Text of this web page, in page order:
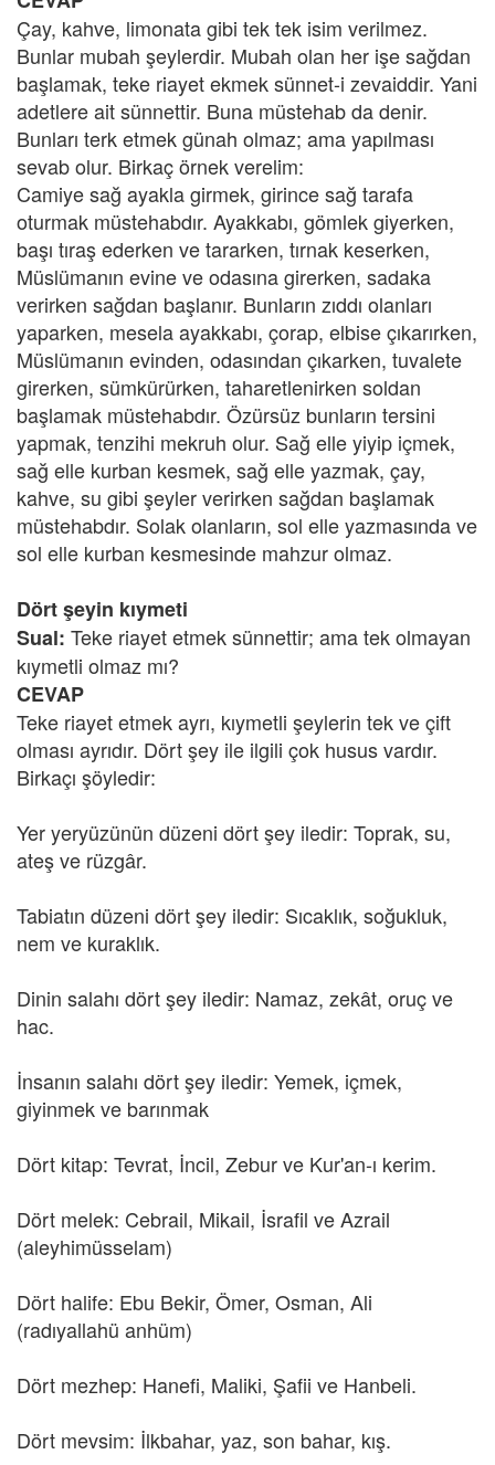
Çay, kahve, limonata gibi tek tek isim verilmez.
Bunlar mubah şeylerdir. Mubah olan her işe sağdan
başlamak, teke riayet ekmek sünnet-i zevaiddir. Yani
adetlere ait sünnettir. Buna müstehab da denir.
Bunları terk etmek günah olmaz; ama yapılması
sevab olur. Birkaç örnek verelim:
Camiye sağ ayakla girmek, girince sağ tarafa
oturmak müstehabdır. Ayakkabı, gömlek giyerken,
başı tıraş ederken ve tararken, tırnak keserken,
Müslümanın evine ve odasına girerken, sadaka
verirken sağdan başlanır. Bunların zıddı olanları
yaparken, mesela ayakkabı, çorap, elbise çıkarırken,
Müslümanın evinden, odasından çıkarken, tuvalete
girerken, sümkürürken, taharetlenirken soldan
başlamak müstehabdır. Özürsüz bunların tersini
yapmak, tenzihi mekruh olur. Sağ elle yiyip içmek,
sağ elle kurban kesmek, sağ elle yazmak, çay,
kahve, su gibi şeyler verirken sağdan başlamak
müstehabdır. Solak olanların, sol elle yazmasında ve
sol elle kurban kesmesinde mahzur olmaz.
Dört şeyin kıymeti
Sual: Teke riayet etmek sünnettir; ama tek olmayan
kıymetli olmaz mı?
CEVAP
Teke riayet etmek ayrı, kıymetli şeylerin tek ve çift
olması ayrıdır. Dört şey ile ilgili çok husus vardır.
Birkaçı şöyledir:
Yer yeryüzünün düzeni dört şey iledir: Toprak, su,
ateş ve rüzgâr.
Tabiatın düzeni dört şey iledir: Sıcaklık, soğukluk,
nem ve kuraklık.
Dinin salahı dört şey iledir: Namaz, zekât, oruç ve
hac.
İnsanın salahı dört şey iledir: Yemek, içmek,
giyinmek ve barınmak
Dört kitap: Tevrat, İncil, Zebur ve Kur'an-ı kerim.
Dört melek: Cebrail, Mikail, İsrafil ve Azrail
(aleyhimüsselam)
Dört halife: Ebu Bekir, Ömer, Osman, Ali
(radıyallahü anhüm)
Dört mezhep: Hanefi, Maliki, Şafii ve Hanbeli.
Dört mevsim: İlkbahar, yaz, son bahar, kış.